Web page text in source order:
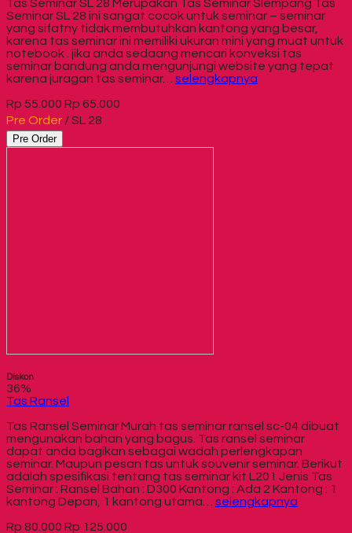
Tas Seminar SL 28 Merupakan Tas Seminar Slempang Tas
Seminar SL 28 ini sangat cocok untuk seminar – seminar
yang sifatny tidak membutuhkan kantong yang besar,
karena tas seminar ini memiliki ukuran mini yang muat untuk
notebook . jika anda sedaang mencari konveksi tas
seminar bandung anda mengunjungi website yang tepat
karena juragan tas seminar… selengkapnya
Rp 55.000 Rp 65.000
Pre Order / SL 28
Pre Order
Diskon
36%
Tas Ransel
Tas Ransel Seminar Murah tas seminar ransel sc-04 dibuat
mengunakan bahan yang bagus. Tas ransel seminar
dapat anda bagikan sebagai wadah perlengkapan
seminar. Maupun pesan tas untuk souvenir seminar. Berikut
adalah spesifikasi tentang tas seminar kit L201 Jenis Tas
Seminar : Ransel Bahan : D300 Kantong : Ada 2 Kantong : 1
kantong Depan, 1 kantong utama… selengkapnya
Rp 80.000 Rp 125.000